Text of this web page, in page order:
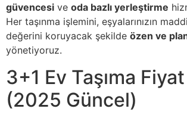
güvencesi ve oda bazlı yerleştirme
Her taşınma işlemini, eşyalarınızın
değerini koruyacak şekilde özen ve
yönetiyoruz.
3+1 Ev Taşıma
(2025 Güncel)